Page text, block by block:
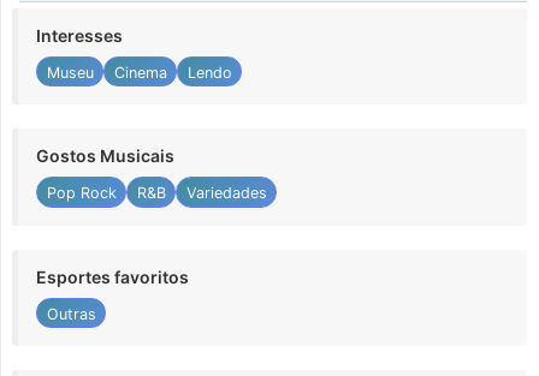
Interesses
Museu Cinema Lendo
Gostos Musicais
Pop Rock R&B Variedades
Esportes favoritos
Outras